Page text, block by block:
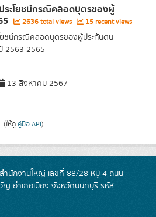
ระโยชน์กรณีคลอดบุตรของผู้
2636 total views 15 recent views
ยชน์กรณีคลอดบุตรของผู้ประกันตน
2563-2565
13 สิงหาคม 2567
(ให้ดู คู่มือ API).
ำนักงานใหญ่ เลขที่ 88/28 หมู่ 4 ถนน
อำเภอเมือง จังหวัดนนทบุรี รหัส